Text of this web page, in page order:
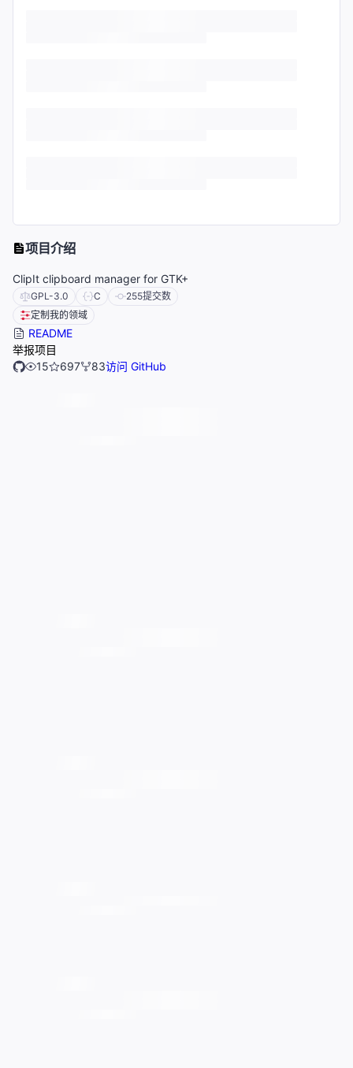
项目介绍
ClipIt clipboard manager for GTK+
GPL-3.0 C 255提交数
定制我的领域
README
举报项目
15
697 83访问 GitHub